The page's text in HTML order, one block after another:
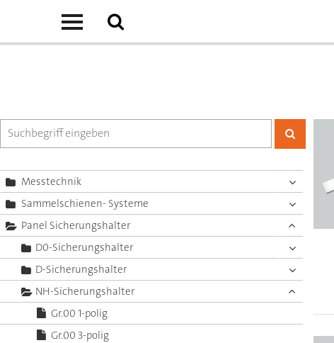
Messtechnik
Sammelschienen- Systeme
Panel Sicherungshalter
D0-Sicherungshalter
D-Sicherungshalter
NH-Sicherungshalter
Gr.00 1-polig
Gr.00 3-polig